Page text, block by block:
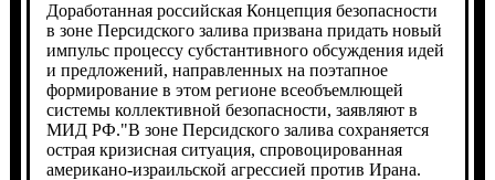
Доработанная российская Концепция безопасности
в зоне Персидского залива призвана придать новый
импульс процессу субстантивного обсуждения идей
и предложений, направленных на поэтапное
формирование в этом регионе всеобъемлющей
системы коллективной безопасности, заявляют в
МИД РФ."В зоне Персидского залива сохраняется
острая кризисная ситуация, спровоцированная
американо-израильской агрессией против Ирана.